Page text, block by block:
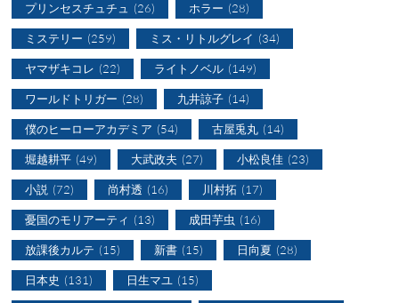
プリンセスチュチュ (26) ホラー (28)
ミステリー (259) ミス・リトルグレイ (34)
ヤマザキコレ (22) ライトノベル (149)
ワールドトリガー (28) 九井諒子 (14)
僕のヒーローアカデミア (54) 古屋兎丸 (14)
堀越耕平 (49) 大武政夫 (27) 小松良佳 (23)
小説 (72) 尚村透 (16) 川村拓 (17)
憂国のモリアーティ (13) 成田芋虫 (16)
放課後カルテ (15) 新書 (15) 日向夏 (28)
日本史 (131) 日生マユ (15)